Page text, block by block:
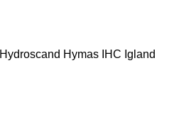
Hydroscand Hymas IHC Igland